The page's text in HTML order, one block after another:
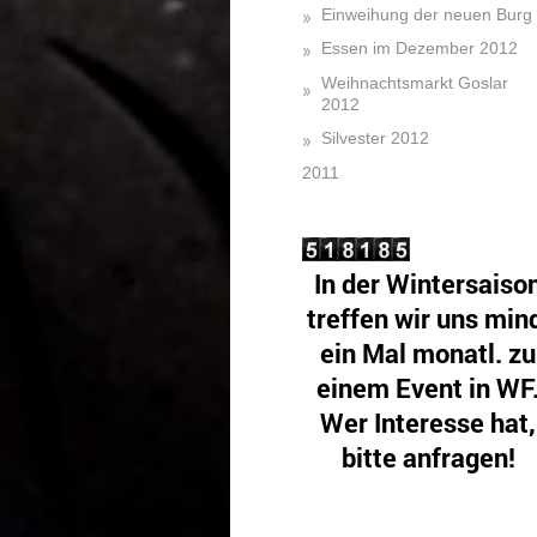
Einweihung der neuen Burg
Essen im Dezember 2012
Weihnachtsmarkt Goslar
2012
Silvester 2012
2011
In der
treffen wir uns
ein Mal monatl. zu
einem Event in WF.
Wer Interesse hat,
bitte anfragen!